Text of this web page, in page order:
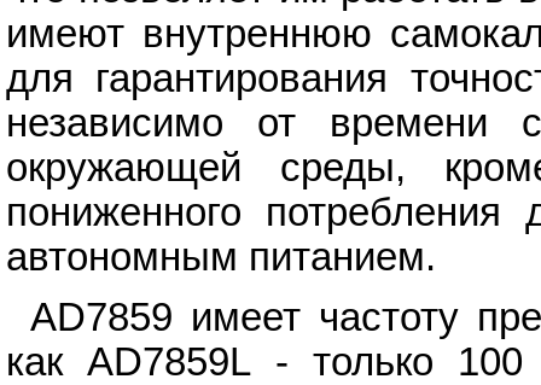
имеют внутреннюю
для гарантирования
независимо от времени
окружающей среды,
пониженного
автономным питанием.
AD7859 имеет частоту
как AD7859L - только